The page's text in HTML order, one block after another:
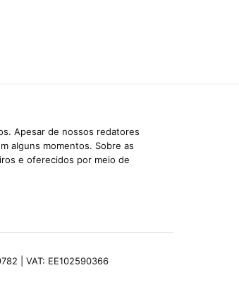
Apesar de nossos redatores
alguns momentos. Sobre as
e oferecidos por meio de
| VAT: EE102590366